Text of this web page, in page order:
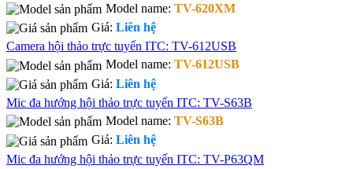
Model name: TV-620XM
Giá: Liên hệ
Camera hội thảo trực tuyến ITC: TV-612USB
Model name: TV-612USB
Giá: Liên hệ
Mic đa hướng hội thảo trực tuyến ITC: TV-S63B
Model name: TV-S63B
Giá: Liên hệ
Mic đa hướng hội thảo trực tuyến ITC: TV-P63QM